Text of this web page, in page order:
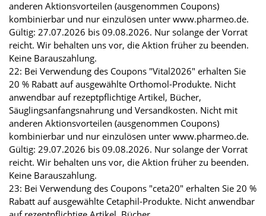
anderen Aktionsvorteilen (ausgenommen Coupons)
kombinierbar und nur einzulösen unter www.pharmeo.de.
Gültig: 27.07.2026 bis 09.08.2026. Nur solange der Vorrat
reicht. Wir behalten uns vor, die Aktion früher zu beenden.
Keine Barauszahlung.
22: Bei Verwendung des Coupons "Vital2026" erhalten Sie
20 % Rabatt auf ausgewählte Orthomol-Produkte. Nicht
anwendbar auf rezeptpflichtige Artikel, Bücher,
Säuglingsanfangsnahrung und Versandkosten. Nicht mit
anderen Aktionsvorteilen (ausgenommen Coupons)
kombinierbar und nur einzulösen unter www.pharmeo.de.
Gültig: 29.07.2026 bis 09.08.2026. Nur solange der Vorrat
reicht. Wir behalten uns vor, die Aktion früher zu beenden.
Keine Barauszahlung.
23: Bei Verwendung des Coupons "ceta20" erhalten Sie 20 %
Rabatt auf ausgewählte Cetaphil-Produkte. Nicht anwendbar